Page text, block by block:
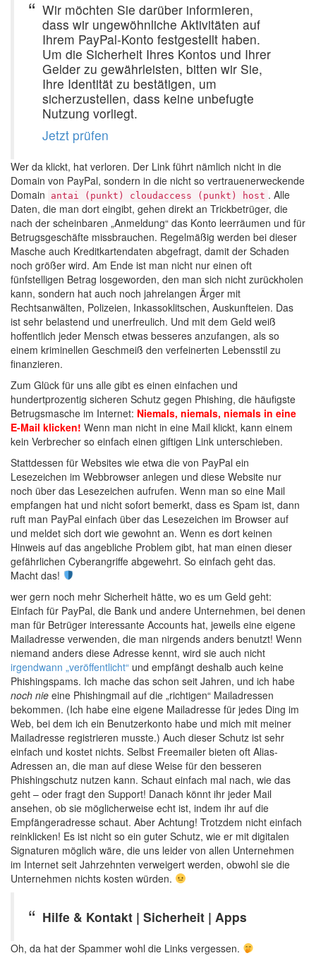
Wir möchten Sie darüber informieren,
dass wir ungewöhnliche Aktivitäten auf
Ihrem PayPal-Konto festgestellt haben.
Um die Sicherheit Ihres Kontos und Ihrer
Gelder zu gewährleisten, bitten wir Sie,
Ihre Identität zu bestätigen, um
sicherzustellen, dass keine unbefugte
Nutzung vorliegt.
Jetzt prüfen
Wer da klickt, hat verloren. Der Link führt nämlich nicht in die
Domain von PayPal, sondern in die nicht so vertrauenerweckende
Domain
antai (punkt) cloudaccess (punkt) host . Alle
Daten, die man dort eingibt, gehen direkt an Trickbetrüger, die
nach der scheinbaren „Anmeldung“ das Konto leerräumen und für
Betrugsgeschäfte missbrauchen. Regelmäßig werden bei dieser
Masche auch Kreditkartendaten abgefragt, damit der Schaden
noch größer wird. Am Ende ist man nicht nur einen oft
fünfstelligen Betrag losgeworden, den man sich nicht zurückholen
kann, sondern hat auch noch jahrelangen Ärger mit
Rechtsanwälten, Polizeien, Inkassoklitschen, Auskunfteien. Das
ist sehr belastend und unerfreulich. Und mit dem Geld weiß
hoffentlich jeder Mensch etwas besseres anzufangen, als so
einem kriminellen Geschmeiß den verfeinerten Lebensstil zu
finanzieren.
Zum Glück für uns alle gibt es einen einfachen und
hundertprozentig sicheren Schutz gegen Phishing, die häufigste
Betrugsmasche im Internet: Niemals, niemals, niemals in eine
E-Mail klicken! Wenn man nicht in eine Mail klickt, kann einem
kein Verbrecher so einfach einen giftigen Link unterschieben.
Stattdessen für Websites wie etwa die von PayPal ein
Lesezeichen im Webbrowser anlegen und diese Website nur
noch über das Lesezeichen aufrufen. Wenn man so eine Mail
empfangen hat und nicht sofort bemerkt, dass es Spam ist, dann
ruft man PayPal einfach über das Lesezeichen im Browser auf
und meldet sich dort wie gewohnt an. Wenn es dort keinen
Hinweis auf das angebliche Problem gibt, hat man einen dieser
gefährlichen Cyberangriffe abgewehrt. So einfach geht das.
Macht das!
wer gern noch mehr Sicherheit hätte, wo es um Geld geht:
Einfach für PayPal, die Bank und andere Unternehmen, bei denen
man für Betrüger interessante Accounts hat, jeweils eine eigene
Mailadresse verwenden, die man nirgends anders benutzt! Wenn
niemand anders diese Adresse kennt, wird sie auch nicht
irgendwann „veröffentlicht“ und empfängt deshalb auch keine
Phishingspams. Ich mache das schon seit Jahren, und ich habe
noch nie eine Phishingmail auf die „richtigen“ Mailadressen
bekommen. (Ich habe eine eigene Mailadresse für jedes Ding im
Web, bei dem ich ein Benutzerkonto habe und mich mit meiner
Mailadresse registrieren musste.) Auch dieser Schutz ist sehr
einfach und kostet nichts. Selbst Freemailer bieten oft Alias-
Adressen an, die man auf diese Weise für den besseren
Phishingschutz nutzen kann. Schaut einfach mal nach, wie das
geht – oder fragt den Support! Danach könnt ihr jeder Mail
ansehen, ob sie möglicherweise echt ist, indem ihr auf die
Empfängeradresse schaut. Aber Achtung! Trotzdem nicht einfach
reinklicken! Es ist nicht so ein guter Schutz, wie er mit digitalen
Signaturen möglich wäre, die uns leider von allen Unternehmen
im Internet seit Jahrzehnten verweigert werden, obwohl sie die
Unternehmen nichts kosten würden.
Hilfe & Kontakt | Sicherheit | Apps
Oh, da hat der Spammer wohl die Links vergessen.